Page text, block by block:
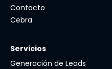
Contacto
Cebra
Servicios
Generación de Leads